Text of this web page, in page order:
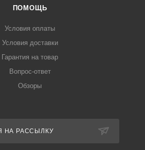
ПОМОЩЬ
Условия оплаты
Условия доставки
Гарантия на товар
Вопрос-ответ
Обзоры
НА РАССЫЛКУ